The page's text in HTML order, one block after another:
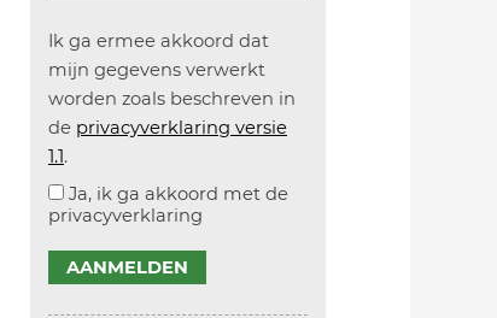
Ik ga ermee akkoord dat
mijn gegevens verwerkt
worden zoals beschreven in
de privacyverklaring versie
1.1.
Ja, ik ga akkoord met de
privacyverklaring
AANMELDEN